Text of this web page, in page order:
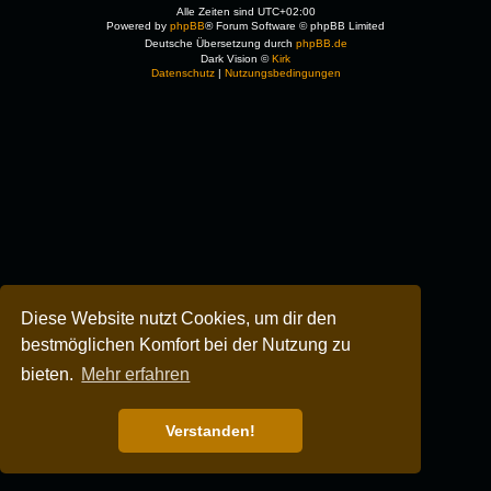
Diese Website nutzt Cookies, um dir den
bestmöglichen Komfort bei der Nutzung zu
bieten. Mehr erfahren
Verstanden!
Alle Zeiten sind UTC+02:00
Powered by phpBB® Forum Software © phpBB Limited
Deutsche Übersetzung durch phpBB.de
Dark Vision ©Kirk
Datenschutz| Nutzungsbedingungen